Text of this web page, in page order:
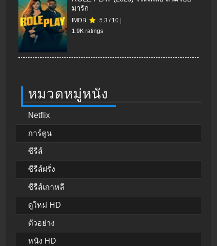
มารัก
IMDB: 5.3 / 10
1.9K ratings
หมวดหมู่หนัง
Netflix
การ์ตูน
ซีรีส์
ซีรีส์ฝรั่ง
ซีรีส์เกาหลี
ดูใหม่ HD
ตัวอย่าง
หนัง HD